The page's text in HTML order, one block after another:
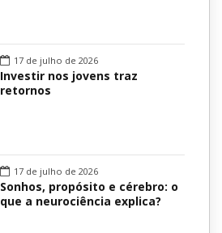
17 de julho de 2026
Investir nos jovens traz
retornos
17 de julho de 2026
Sonhos, propósito e cérebro: o
que a neurociência explica?